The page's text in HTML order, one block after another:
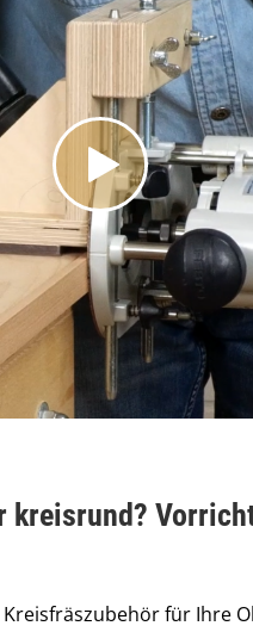
kreisrund?
für Ihre